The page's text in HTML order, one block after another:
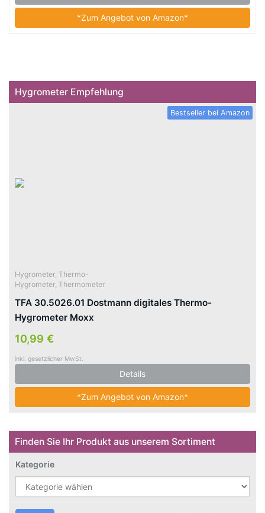
*Zum Angebot von Amazon*
Hygrometer Empfehlung
Bestseller bei Amazon
Hygrometer, Thermo-
Hygrometer, Thermometer
TFA 30.5026.01 Dostmann digitales Thermo-
Hygrometer Moxx
10,99 €
inkl. gesetzlicher MwSt.
Details
*Zum Angebot von Amazon*
Finden Sie Ihr Produkt aus unserem Sortiment
Kategorie